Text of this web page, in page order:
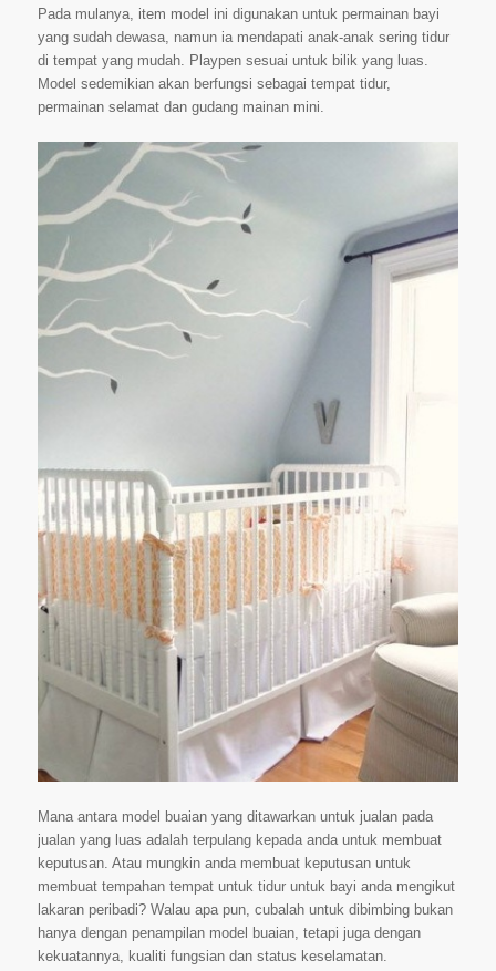
Pada mulanya, item model ini digunakan untuk permainan bayi
yang sudah dewasa, namun ia mendapati anak-anak sering tidur
di tempat yang mudah. Playpen sesuai untuk bilik yang luas.
Model sedemikian akan berfungsi sebagai tempat tidur,
permainan selamat dan gudang mainan mini.
Mana antara model buaian yang ditawarkan untuk jualan pada
jualan yang luas adalah terpulang kepada anda untuk membuat
keputusan. Atau mungkin anda membuat keputusan untuk
membuat tempahan tempat untuk tidur untuk bayi anda mengikut
lakaran peribadi? Walau apa pun, cubalah untuk dibimbing bukan
hanya dengan penampilan model buaian, tetapi juga dengan
kekuatannya, kualiti fungsian dan status keselamatan.